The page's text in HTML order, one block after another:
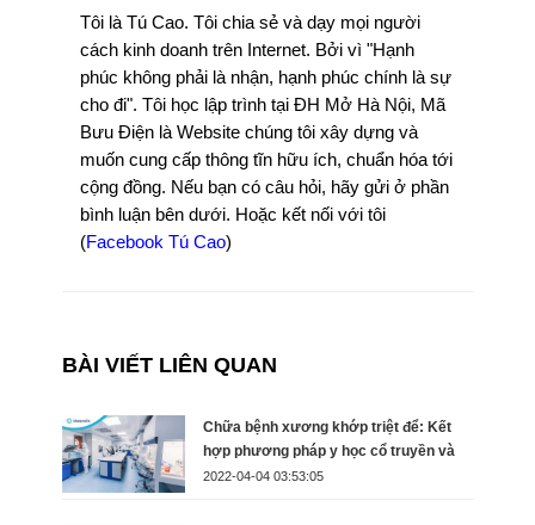
Tôi là Tú Cao. Tôi chia sẻ và dạy mọi người
cách kinh doanh trên Internet. Bởi vì "Hạnh
phúc không phải là nhận, hạnh phúc chính là sự
cho đi". Tôi học lập trình tại ĐH Mở Hà Nội, Mã
Bưu Điện là Website chúng tôi xây dựng và
muốn cung cấp thông tĩn hữu ích, chuẩn hóa tới
cộng đồng. Nếu bạn có câu hỏi, hãy gửi ở phần
bình luận bên dưới. Hoặc kết nối với tôi
(Facebook Tú Cao)
BÀI VIẾT LIÊN QUAN
Chữa bệnh xương khớp triệt để: Kết
hợp phương pháp y học cổ truyền và
hiện đại chuẩn Nhật
2022-04-04 03:53:05